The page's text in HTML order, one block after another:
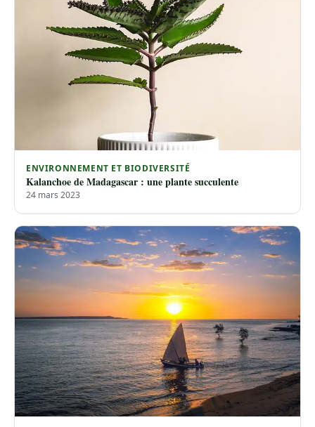
ENVIRONNEMENT ET BIODIVERSITÉ
Kalanchoe de Madagascar : une plante succulente
24 mars 2023